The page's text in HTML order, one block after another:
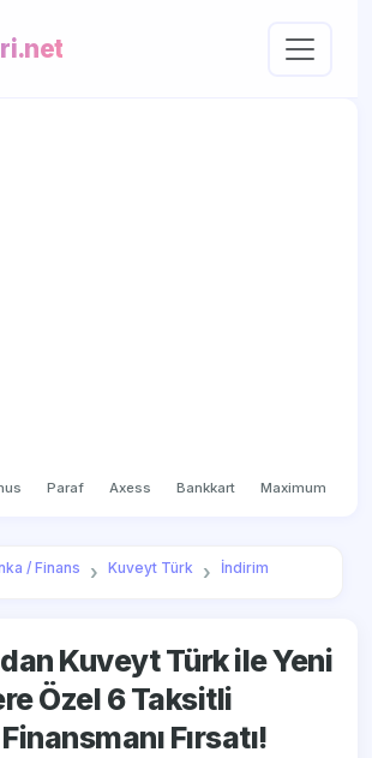
Paraf Axess Bankkart Maximum
/ Finans Kuveyt Türk İndirim
Kuveyt Türk ile Yeni
Özel 6 Taksitli
Fırsatı!